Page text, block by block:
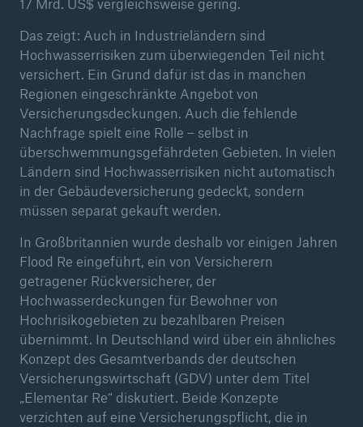
17 Mrd. US$ vergleichsweise gering.
Das zeigt: Auch in Industrieländern sind
Hochwasserrisiken zum überwiegenden Teil nicht
versichert. Ein Grund dafür ist das in manchen
Regionen eingeschränkte Angebot von
Versicherungsdeckungen. Auch die fehlende
Nachfrage spielt eine Rolle – selbst in
überschwemmungsgefährdeten Gebieten. In vielen
Ländern sind Hochwasserrisiken nicht automatisch
in der Gebäudeversicherung gedeckt, sondern
müssen separat gekauft werden.
In Großbritannien wurde deshalb vor einigen Jahren
Flood Re eingeführt, ein von Versicherern
getragener Rückversicherer, der
Hochwasserdeckungen für Bewohner von
Hochrisikogebieten zu bezahlbaren Preisen
übernimmt. In Deutschland wird über ein ähnliches
Konzept des Gesamtverbands der deutschen
Versicherungswirtschaft (GDV) unter dem Titel
„Elementar Re“ diskutiert. Beide Konzepte
verzichten auf eine Versicherungspflicht, die in
Rückversicherung Leben/Gesundheit
MIRA Digital Suite